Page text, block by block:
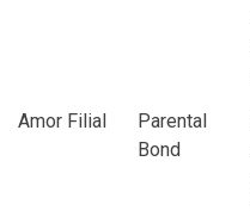
Amor Filial
Parental
Bond